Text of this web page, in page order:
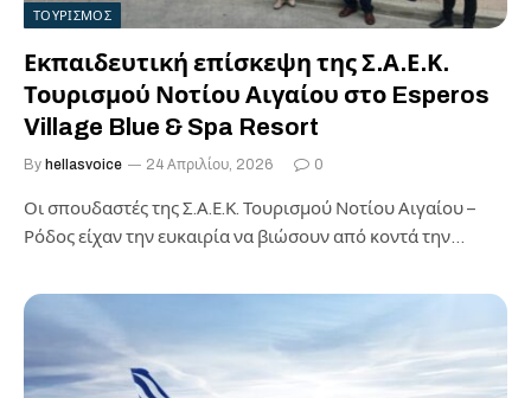
ΤΟΥΡΙΣΜΟΣ
Εκπαιδευτική επίσκεψη της Σ.Α.Ε.Κ.
Τουρισμού Νοτίου Αιγαίου στο Esperos
Village Blue & Spa Resort
By hellasvoice 24 Απριλίου, 2026 0
Οι σπουδαστές της Σ.Α.Ε.Κ. Τουρισμού Νοτίου Αιγαίου –
Ρόδος είχαν την ευκαιρία να βιώσουν από κοντά την